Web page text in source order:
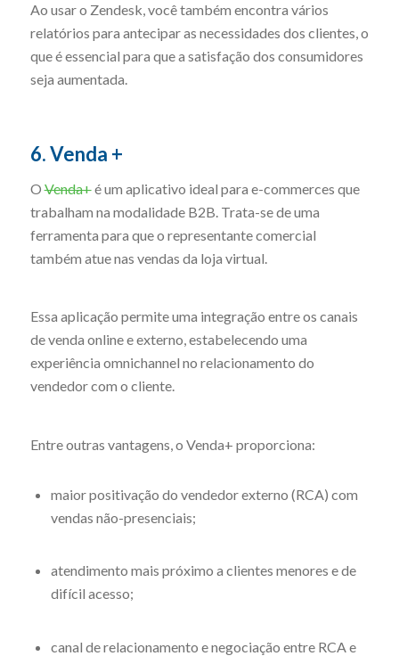
Ao usar o Zendesk, você também encontra vários
relatórios para antecipar as necessidades dos clientes, o
que é essencial para que a satisfação dos consumidores
seja aumentada.
6. Venda +
OVenda+é um aplicativo ideal para e-commerces que
trabalham na modalidade B2B. Trata-se de uma
ferramenta para que o representante comercial
também atue nas vendas da loja virtual.
Essa aplicação permite uma integração entre os canais
de venda online e externo, estabelecendo uma
experiência omnichannel no relacionamento do
vendedor com o cliente.
Entre outras vantagens, o Venda+ proporciona:
maior positivação do vendedor externo (RCA) com
vendas não-presenciais;
atendimento mais próximo a clientes menores e de
difícil acesso;
canal de relacionamento e negociação entre RCA e